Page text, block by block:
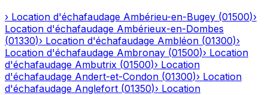
› Location d'échafaudage Ambérieu-en-Bugey (01500)›
Location d'échafaudage Ambérieux-en-Dombes
(01330)› Location d'échafaudage Ambléon (01300)›
Location d'échafaudage Ambronay (01500)› Location
d'échafaudage Ambutrix (01500)› Location
d'échafaudage Andert-et-Condon (01300)› Location
d'échafaudage Anglefort (01350)› Location